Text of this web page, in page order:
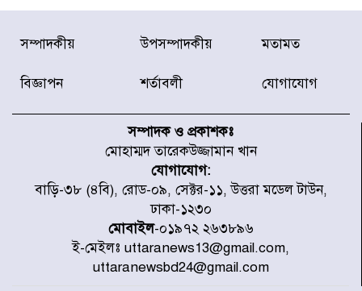
বিদ্যুৎ-জ্বালানি খাতে অস্থিরতা তৈরির
চেষ্টা করছে একটি চক্র : প্রধানমন্ত্রী
৫ আহত, চীনে বন্দর বন্ধ
চিকিৎসা খাতে জিডিপির ৫ শতাংশ
বরাদ্দের ঘোষণা স্থানীয় সরকার মন্ত্রীর
জুলাই জাদুঘর ঘুরে দেখলেন এনসিপি
নেতারা
সম্পাদকীয় উপসম্পাদকীয় মতামত
বিজ্ঞাপন শর্তাবলী যোগাযোগ
সম্পাদক ও প্রকাশকঃ
মোহাম্মদ তারেকউজ্জামান খান
যোগাযোগ:
বাড়ি-৩৮ (৪বি), রোড-০৯, সেক্টর-১১, উত্তরা মডেল টাউন,
ঢাকা-১২৩০
মোবাইল-০১৯৭২ ২৬৩৮৯৬
ই-মেইলঃ uttaranews13@gmail.com,
uttaranewsbd24@gmail.com